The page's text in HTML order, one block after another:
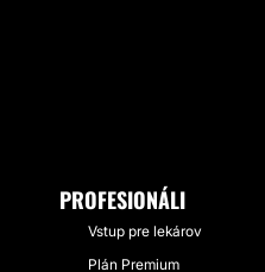
PROFESIONÁLI
Vstup pre lekárov
Plán Premium